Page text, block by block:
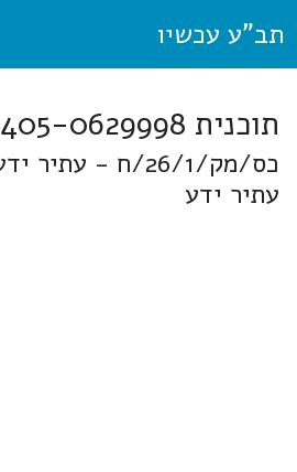
תב"ע עכשיו
תוכנית 405-0629998 כפר סבא
עתיר ידע